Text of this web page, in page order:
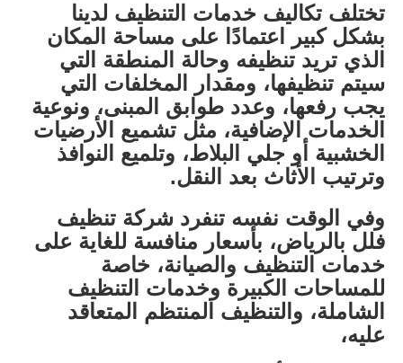
تختلف تكاليف خدمات التنظيف لدينا
بشكل كبير اعتمادًا على مساحة المكان
الذي تريد تنظيفه وحالة المنطقة التي
سيتم تنظيفها، ومقدار المخلفات التي
يجب رفعها، وعدد طوابق المبنى، ونوعية
الخدمات الإضافية، مثل تشميع الأرضيات
الخشبية أو جلي البلاط، وتلميع النوافذ
وترتيب الأثاث بعد النقل.
وفي الوقت نفسه تنفرد شركة تنظيف
فلل بالرياض، بأسعار منافسة للغاية على
خدمات التنظيف والصيانة، خاصة
للمساحات الكبيرة وخدمات التنظيف
الشاملة، والتنظيف المنتظم المتعاقد
عليه،